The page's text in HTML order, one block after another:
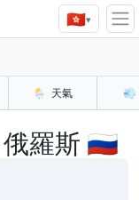
🇭🇰▾
🌦️ 天氣 💨
羅斯 🇷🇺